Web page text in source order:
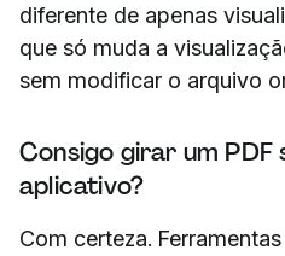
diferente de apenas
que só muda a
sem modificar o arquivo
Consigo girar um PDF
aplicativo?
Com certeza.